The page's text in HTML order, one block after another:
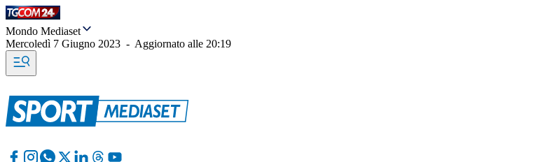
Mondo Mediaset
Mercoledì 7 Giugno 2023 - Aggiornato alle 20:19